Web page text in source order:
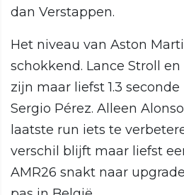
dan Verstappen.
Het niveau van Aston
schokkend. Lance Stroll
zijn maar liefst 1.3
Sergio Pérez. Alleen
laatste run iets te
verschil blijft maar liefst
AMR26 snakt naar